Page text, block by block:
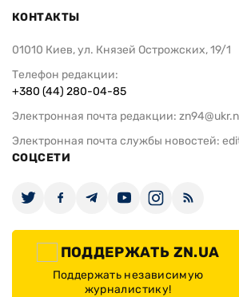
КОНТАКТЫ
01010 Киев, ул. Князей Острожских, 19/1
Телефон редакции:
+380 (44) 280-04-85
Электронная почта редакции:
Электронная почта службы новостей:
СОЦСЕТИ
ПОДДЕРЖАТЬ ZN.UA
Поддержать независимую
журналистику!